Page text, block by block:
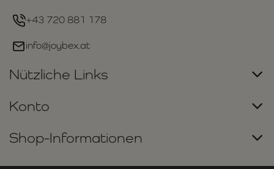
+43 720 881 178
info@joybex.at
Nützliche Links
Konto
Shop-Informationen